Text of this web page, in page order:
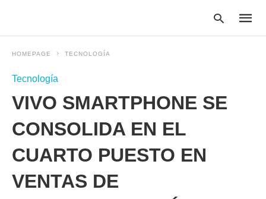
HOMEPAGE TECNOLOGÍA
Tecnología
VIVO SMARTPHONE SE
CONSOLIDA EN EL
CUARTO PUESTO EN
VENTAS DE